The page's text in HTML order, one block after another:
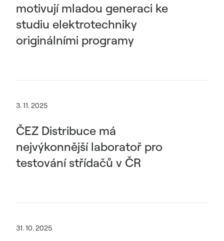
motivují mladou generaci ke
studiu elektrotechniky
originálními programy
3. 11. 2025
ČEZ Distribuce má
nejvýkonnější laboratoř pro
testování střídačů v ČR
31. 10. 2025